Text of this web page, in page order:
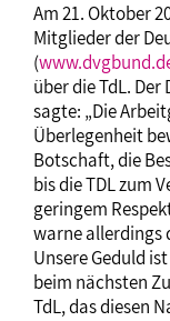
Am 21. Oktober
Mitglieder der
(
über die TdL.
sagte: „Die
Überlegenheit
Botschaft, die
bis die TDL zum
geringem
warne allerdings
Unsere Geduld
beim nächsten
TdL, das diesen